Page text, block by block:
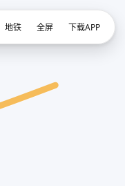
地铁 全屏 下载APP